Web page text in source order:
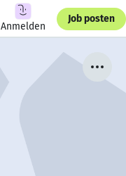
Anmelden
Job posten